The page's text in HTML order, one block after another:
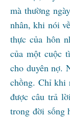
mà thường
nhân, khi nói
thực của hôn
của một cuộc
cho duyên nợ.
chồng. Chỉ khi
được câu trả
trong đời sống